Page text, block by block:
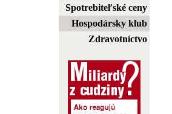
Spotrebiteľské ceny
Hospodársky klub
Zdravotníctvo